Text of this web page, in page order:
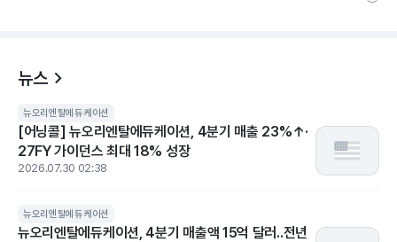
뉴스
뉴오리엔탈에듀케이션
[어닝콜] 뉴오리엔탈에듀케이션, 4분기 매출 23%↑·
27FY 가이던스 최대 18% 성장
2026.07.30 02:38
뉴오리엔탈에듀케이션
뉴오리엔탈에듀케이션, 4분기 매출액 15억 달러..전년